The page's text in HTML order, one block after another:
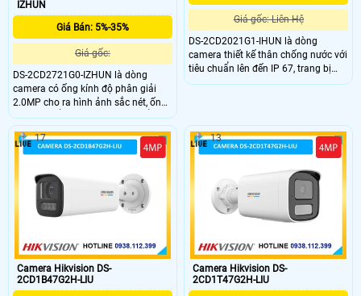
IZHUN
Giá Bán: 5%-35%
Giá gốc:
DS-2CD2721G0-IZHUN là dòng
camera có ống kính độ phân giải
2.0MP cho ra hình ảnh sắc nét, ống
kính có thể zoom tự động, chuẩn
nén hình ảnh H.265+, trang bị tính
năng thông minh, phát hiện khuôn
mặt, phát hiện người vào khu vực
Giá gốc: Liên Hệ
DS-2CD2021G1-IHUN là dòng
camera thiết kế thân chống nước với
tiêu chuẩn lên đến IP 67, trang bị
ống kính có độ phân giải 2.0Mp cho
khi lưu trữ, có thể lắp đặt ở ngoài
trời với tiêu chuẩn chống nước IP
67.
Camera Hikvision DS-
2CD1B47G2H-LIU
17
Camera Hikvision DS-
2CD1T47G2H-LIU
13